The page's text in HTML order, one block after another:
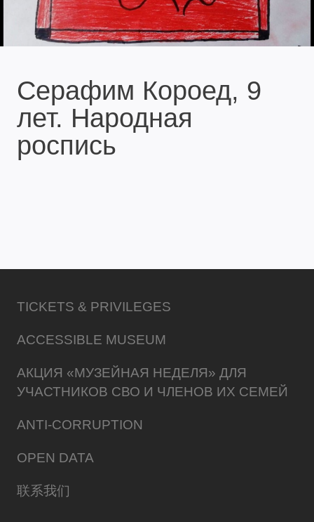
Серафим Короед, 9
лет. Народная
роспись
TICKETS & PRIVILEGES
ACCESSIBLE MUSEUM
АКЦИЯ «МУЗЕЙНАЯ НЕДЕЛЯ» ДЛЯ
УЧАСТНИКОВ СВО И ЧЛЕНОВ ИХ СЕМЕЙ
ANTI-CORRUPTION
OPEN DATA
联系我们